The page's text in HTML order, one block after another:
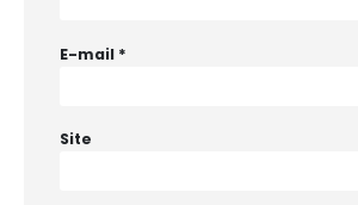
E-mail *
Site